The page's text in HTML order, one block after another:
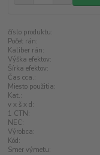
číslo produktu:
Počet rán:
Kaliber rán:
Výška efektov:
Šírka efektov:
Čas cca.:
Miesto použitia:
Kat.:
v x š x d:
1 CTN:
NEC:
Výrobca:
Kód:
Smer výmetu: